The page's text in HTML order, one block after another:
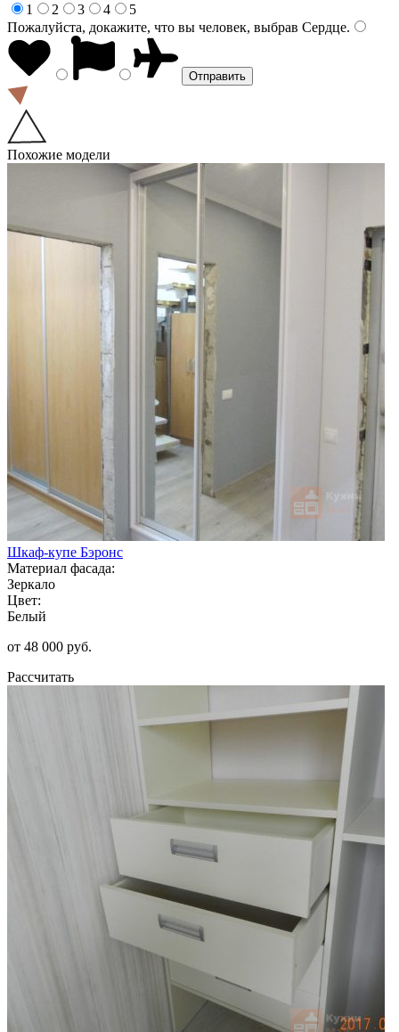
1
2 3 4
5
Пожалуйста, докажите, что вы человек, выбрав Сердце.
Похожие модели
Шкаф-купе Бэронс
Материал фасада:
Зеркало
Цвет:
Белый
от 48 000 руб.
Рассчитать